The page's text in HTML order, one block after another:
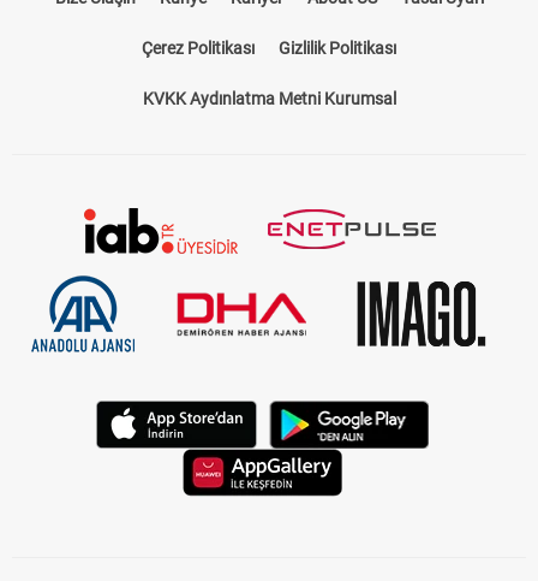
Çerez Politikası Gizlilik Politikası
KVKK Aydınlatma Metni Kurumsal